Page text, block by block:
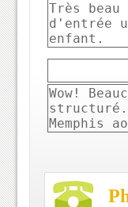
Très
d'entrée
enfant.
Wow!
Memphis